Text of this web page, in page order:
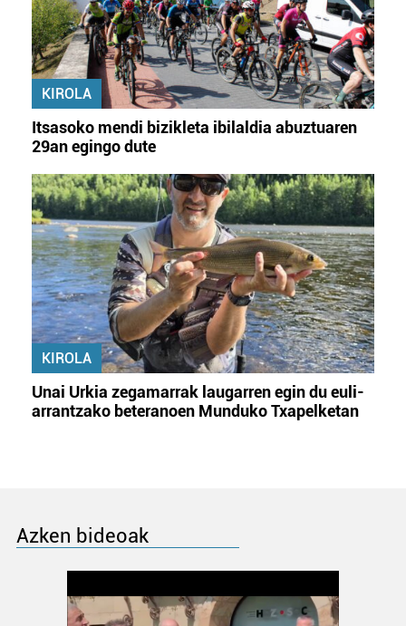
KIROLA
Itsasoko mendi bizikleta ibilaldia abuztuaren
29an egingo dute
KIROLA
Unai Urkia zegamarrak laugarren egin du euli-
arrantzako beteranoen Munduko Txapelketan
Azken bideoak